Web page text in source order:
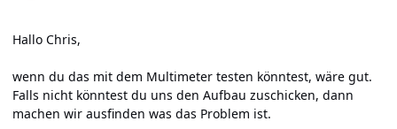
Hallo Chris,
wenn du das mit dem Multimeter testen könntest, wäre gut.
Falls nicht könntest du uns den Aufbau zuschicken, dann
machen wir ausfinden was das Problem ist.